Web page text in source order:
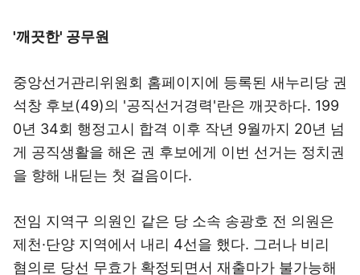
'깨끗한' 공무원
중앙선거관리위원회 홈페이지에 등록된 새누리당 권
석창 후보(49)의 '공직선거경력'란은 깨끗하다. 199
0년 34회 행정고시 합격 이후 작년 9월까지 20년 넘
게 공직생활을 해온 권 후보에게 이번 선거는 정치권
을 향해 내딛는 첫 걸음이다.
전임 지역구 의원인 같은 당 소속 송광호 전 의원은
제천·단양 지역에서 내리 4선을 했다. 그러나 비리
혐의로 당선 무효가 확정되면서 재출마가 불가능해